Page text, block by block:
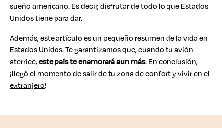
sueño americano. Es decir, disfrutar de todo lo que Estados
Unidos tiene para dar.
Además, este artículo es un pequeño resumen de la vida en
Estados Unidos. Te garantizamos que, cuando tu avión
aterrice,este país te enamorará aun más. En conclusión,
¡llegó el momento de salir de tu zona de confort yvivir en el
extranjero!